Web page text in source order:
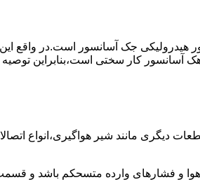
هیدرولیکی جک آسانسور است.در واقع
آسانسور کار سختی است،بنابراین
مانند شیر هواگیری،انواع
و فشارهای وارده متسحکم باشد و